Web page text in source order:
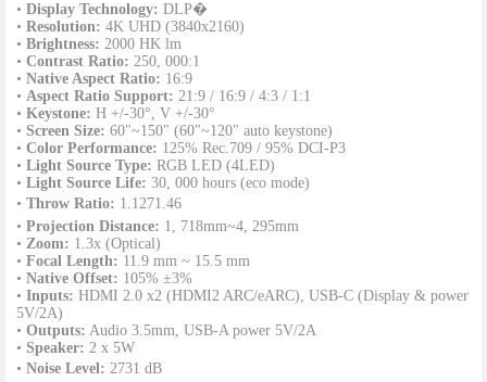
• Display Technology: DLP�
• Resolution: 4K UHD (3840x2160)
• Brightness: 2000 HK lm
• Contrast Ratio: 250, 000:1
• Native Aspect Ratio: 16:9
• Aspect Ratio Support: 21:9 / 16:9 / 4:3 / 1:1
• Keystone: H +/-30°, V +/-30°
• Screen Size: 60"~150" (60"~120" auto keystone)
• Color Performance: 125% Rec.709 / 95% DCI-P3
• Light Source Type: RGB LED (4LED)
• Light Source Life: 30, 000 hours (eco mode)
• Throw Ratio: 1.1271.46
• Projection Distance: 1, 718mm~4, 295mm
• Zoom: 1.3x (Optical)
• Focal Length: 11.9 mm ~ 15.5 mm
• Native Offset: 105% ±3%
• Inputs: HDMI 2.0 x2 (HDMI2 ARC/eARC), USB-C (Display & power
5V/2A)
• Outputs: Audio 3.5mm, USB-A power 5V/2A
• Speaker: 2 x 5W
• Noise Level: 2731 dB